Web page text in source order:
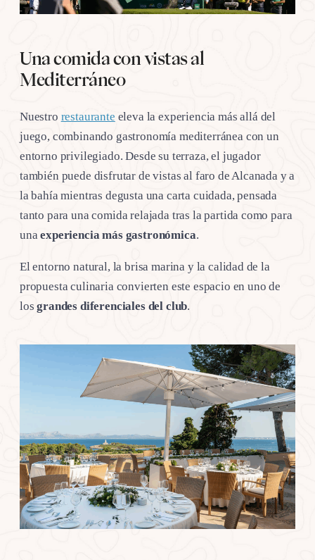
Una comida con vistas al
Mediterráneo
Nuestro restaurante eleva la experiencia más allá del
juego, combinando gastronomía mediterránea con un
entorno privilegiado. Desde su terraza, el jugador
también puede disfrutar de vistas al faro de Alcanada y a
la bahía mientras degusta una carta cuidada, pensada
tanto para una comida relajada tras la partida como para
unaexperiencia más gastronómica.
El entorno natural, la brisa marina y la calidad de la
propuesta culinaria convierten este espacio en uno de
losgrandes diferenciales del club.